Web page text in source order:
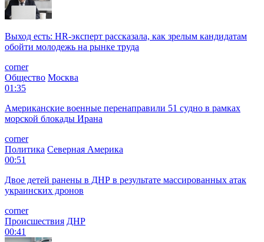
Выход есть: HR-эксперт рассказала, как зрелым кандидатам
обойти молодежь на рынке труда
corner
Общество Москва
01:35
Американские военные перенаправили 51 судно в рамках
морской блокады Ирана
corner
Политика Северная Америка
00:51
Двое детей ранены в ДНР в результате массированных атак
украинских дронов
corner
Происшествия ДНР
00:41